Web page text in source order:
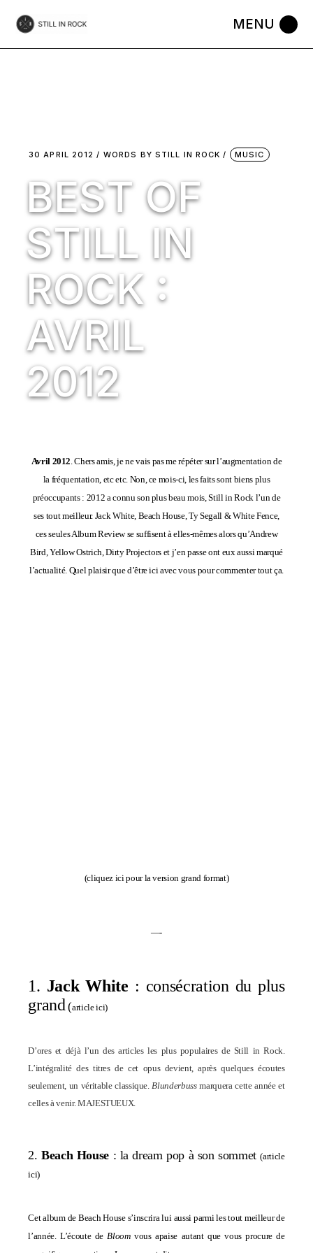
the
30 APRIL 2012 WORDS BY STILL IN ROCK MUSIC
BEST OF
STILL IN
ROCK :
AVRIL
2012
Avril 2012. Chers amis, je ne vais pas me répéter sur l’augmentation de
la fréquentation, etc etc. Non, ce mois-ci, les faits sont biens plus
préoccupants : 2012 a connu son plus beau mois, Still in Rock l’un de
ses tout meilleur. Jack White, Beach House, Ty Segall & White Fence,
ces seules Album Review se suffisent à elles-mêmes alors qu’Andrew
Bird, Yellow Ostrich, Dirty Projectors et j’en passe ont eux aussi marqué
l’actualité. Quel plaisir que d’être ici avec vous pour commenter tout ça.
(cliquez ici pour la version grand format)
—-
1. Jack White : consécration du plus
grand(article ici)
D’ores et déjà l’un des articles les plus populaires de Still in Rock.
L’intégralité des titres de cet opus devient, après quelques écoutes
seulement, un véritable classique.Blunderbussmarquera cette année et
celles à venir. MAJESTUEUX.
2. Beach House : la dream pop à son sommet(article
ici)
Cet album de Beach House s’inscrira lui aussi parmi les tout meilleur de
l’année. L’écoute deBloomvous apaise autant que vous procure de